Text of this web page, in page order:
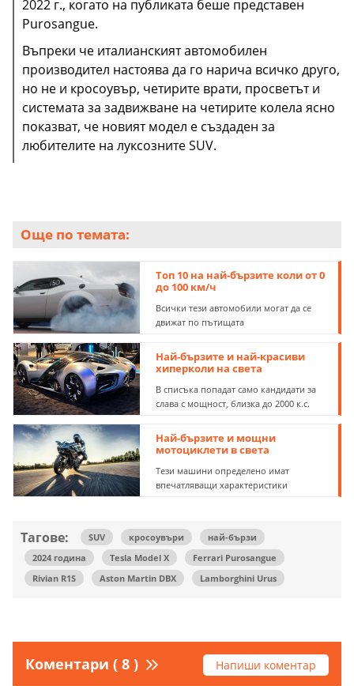
2022 г., когато на публиката беше представен
Purosangue.
Въпреки че италианският автомобилен
производител настоява да го нарича всичко друго,
но не и кросоувър, четирите врати, просветът и
системата за задвижване на четирите колела ясно
показват, че новият модел е създаден за
любителите на луксозните SUV.
Моделът на италианския производител е най-
двигател с атмосферно пълнене.
Пуснат на пазара от 2020 г., DBX се базира на
усъвършенствано шаси, разработено специално
за модела, и като всички съвременни Aston Martin
(включително болидите от Формула 1) се задвижва
от мощен двигател на Mercedes-AMG.
В допълнение към няколко уникални естетически
4,0-литровия V8, чиято мощност беше увеличена
до 707 к.с. Кросоувърът може да ускори до 100 км/
ч от място за 3,1 секунди.
Rivian R1S е перфектният избор за любителите на
скоростта, които също обичат приключенията
извън пътя.
През следващите години Tesla Model X
непрекъснато се подобрява и се превръща в един
от най-популярните кросоувъри на планетата.
Още по темата:
Топ 10 на най-бързите коли от 0
до 100 км/ч
Всички тези автомобили могат да се
движат по пътищата
Най-бързите и най-красиви
хиперколи на света
В списъка попадат само кандидати за
слава с мощност, близка до 2000 к.с.
Най-бързите и мощни
мотоциклети в света
Тези машини определено имат
впечатляващи характеристики
Тагове: SUV кросоувъри
най-бързи
2024 година
Tesla Model X
Ferrari Purosangue
Rivian R1S
Aston Martin DBX Lamborghini Urus
Коментари ( 8 ) Напиши коментар